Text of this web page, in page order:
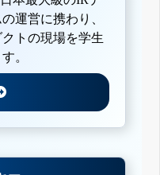
運営に携わり、
トの現場を学生
。